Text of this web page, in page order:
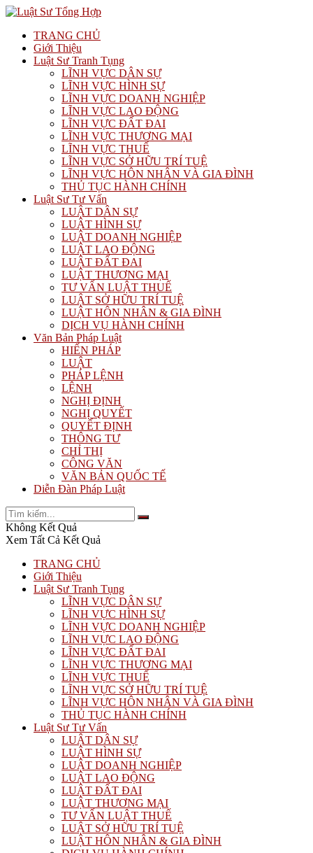
TRANG CHỦ
Giới Thiệu
Luật Sư Tranh Tụng
LĨNH VỰC DÂN SỰ
LĨNH VỰC HÌNH SỰ
LĨNH VỰC DOANH NGHIỆP
LĨNH VỰC LAO ĐỘNG
LĨNH VỰC ĐẤT ĐAI
LĨNH VỰC THƯƠNG MẠI
LĨNH VỰC THUẾ
LĨNH VỰC SỞ HỮU TRÍ TUỆ
LĨNH VỰC HÔN NHÂN VÀ GIA ĐÌNH
THỦ TỤC HÀNH CHÍNH
Luật Sư Tư Vấn
LUẬT DÂN SỰ
LUẬT HÌNH SỰ
LUẬT DOANH NGHIỆP
LUẬT LAO ĐỘNG
LUẬT ĐẤT ĐAI
LUẬT THƯƠNG MẠI
TƯ VẤN LUẬT THUẾ
LUẬT SỞ HỮU TRÍ TUỆ
LUẬT HÔN NHÂN & GIA ĐÌNH
DỊCH VỤ HÀNH CHÍNH
Văn Bản Pháp Luật
HIẾN PHÁP
LUẬT
PHÁP LỆNH
LỆNH
NGHỊ ĐỊNH
NGHỊ QUYẾT
QUYẾT ĐỊNH
THÔNG TƯ
CHỈ THỊ
CÔNG VĂN
VĂN BẢN QUỐC TẾ
Diễn Đàn Pháp Luật
Không Kết Quả
Xem Tất Cả Kết Quả
TRANG CHỦ
Giới Thiệu
Luật Sư Tranh Tụng
LĨNH VỰC DÂN SỰ
LĨNH VỰC HÌNH SỰ
LĨNH VỰC DOANH NGHIỆP
LĨNH VỰC LAO ĐỘNG
LĨNH VỰC ĐẤT ĐAI
LĨNH VỰC THƯƠNG MẠI
LĨNH VỰC THUẾ
LĨNH VỰC SỞ HỮU TRÍ TUỆ
LĨNH VỰC HÔN NHÂN VÀ GIA ĐÌNH
THỦ TỤC HÀNH CHÍNH
Luật Sư Tư Vấn
LUẬT DÂN SỰ
LUẬT HÌNH SỰ
LUẬT DOANH NGHIỆP
LUẬT LAO ĐỘNG
LUẬT ĐẤT ĐAI
LUẬT THƯƠNG MẠI
TƯ VẤN LUẬT THUẾ
LUẬT SỞ HỮU TRÍ TUỆ
LUẬT HÔN NHÂN & GIA ĐÌNH